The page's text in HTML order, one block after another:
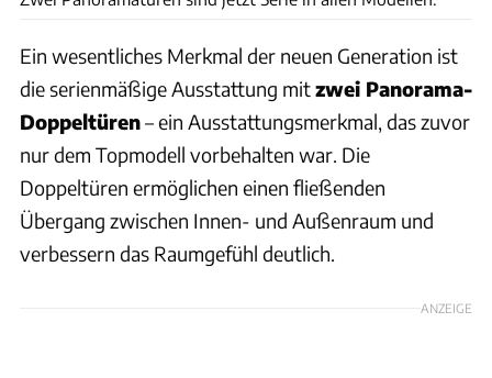
Ein wesentliches Merkmal der neuen Generation ist
die serienmäßige Ausstattung mitzwei Panorama-
Doppeltüren– ein Ausstattungsmerkmal, das zuvor
nur dem Topmodell vorbehalten war. Die
Doppeltüren ermöglichen einen fließenden
Übergang zwischen Innen- und Außenraum und
verbessern das Raumgefühl deutlich.
ANZEIGE